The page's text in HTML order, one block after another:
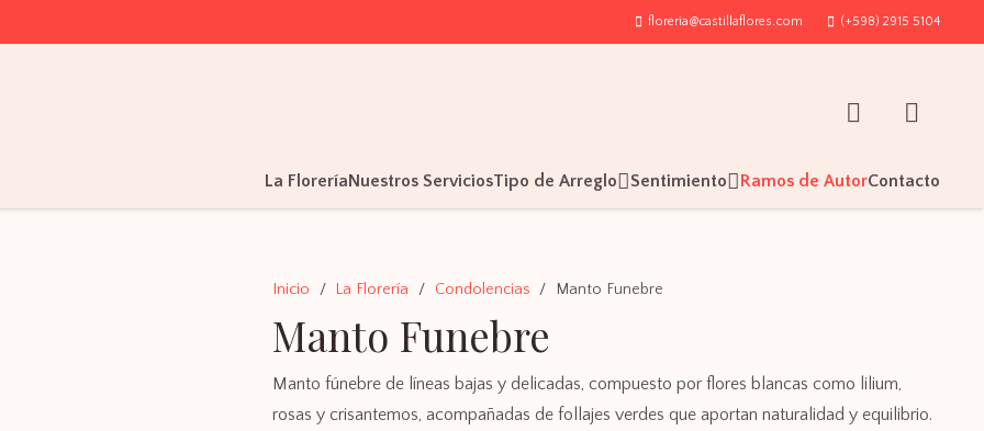
floreria@castillaflores.com (+598) 2915 5104
La FloreríaNuestros ServiciosTipo de Arreglo Sentimiento Ramos de AutorContacto
Inicio / La Florería / Condolencias / Manto Funebre
Manto Funebre
Manto fúnebre de líneas bajas y delicadas, compuesto por flores blancas como lilium,
rosas y crisantemos, acompañadas de follajes verdes que aportan naturalidad y equilibrio.